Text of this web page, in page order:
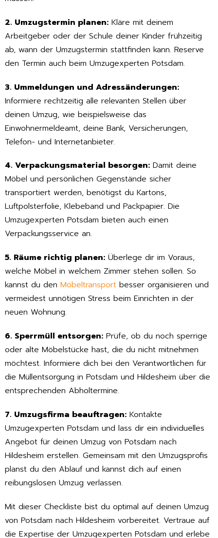
2. Umzugstermin planen: Kläre mit deinem
Arbeitgeber oder der Schule deiner Kinder frühzeitig
ab, wann der Umzugstermin stattfinden kann. Reserve
den Termin auch beim Umzugexperten Potsdam.
3. Ummeldungen und Adressänderungen:
Informiere rechtzeitig alle relevanten Stellen über
deinen Umzug, wie beispielsweise das
Einwohnermeldeamt, deine Bank, Versicherungen,
Telefon- und Internetanbieter.
4. Verpackungsmaterial besorgen: Damit deine
Möbel und persönlichen Gegenstände sicher
transportiert werden, benötigst du Kartons,
Luftpolsterfolie, Klebeband und Packpapier. Die
Umzugexperten Potsdam bieten auch einen
Verpackungsservice an.
5. Räume richtig planen: Überlege dir im Voraus,
welche Möbel in welchem Zimmer stehen sollen. So
kannst du den Möbeltransport besser organisieren und
vermeidest unnötigen Stress beim Einrichten in der
neuen Wohnung.
6. Sperrmüll entsorgen: Prüfe, ob du noch sperrige
oder alte Möbelstücke hast, die du nicht mitnehmen
möchtest. Informiere dich bei den Verantwortlichen für
die Müllentsorgung in Potsdam und Hildesheim über die
entsprechenden Abholtermine.
7. Umzugsfirma beauftragen: Kontakte
Umzugexperten Potsdam und lass dir ein individuelles
Angebot für deinen Umzug von Potsdam nach
Hildesheim erstellen. Gemeinsam mit den Umzugsprofis
planst du den Ablauf und kannst dich auf einen
reibungslosen Umzug verlassen.
Mit dieser Checkliste bist du optimal auf deinen Umzug
von Potsdam nach Hildesheim vorbereitet. Vertraue auf
die Expertise der Umzugexperten Potsdam und erlebe